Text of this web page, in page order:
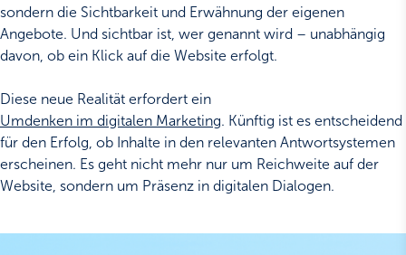
sondern die Sichtbarkeit und Erwähnung der eigenen
Angebote. Und sichtbar ist, wer genannt wird – unabhängig
davon, ob ein Klick auf die Website erfolgt.
Diese neue Realität erfordert ein
Umdenken im digitalen Marketing. Künftig ist es entscheidend
für den Erfolg, ob Inhalte in den relevanten Antwortsystemen
erscheinen. Es geht nicht mehr nur um Reichweite auf der
Website, sondern um Präsenz in digitalen Dialogen.